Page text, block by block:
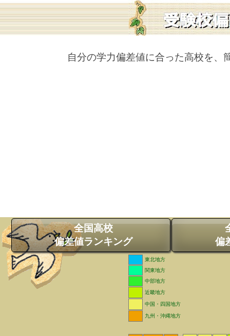
自分の学力偏差値に合った高校を、
全国高校
偏差値ランキング
偏
東北地方
関東地方
中部地方
近畿地方
中国・四国地方
九州・沖縄地方